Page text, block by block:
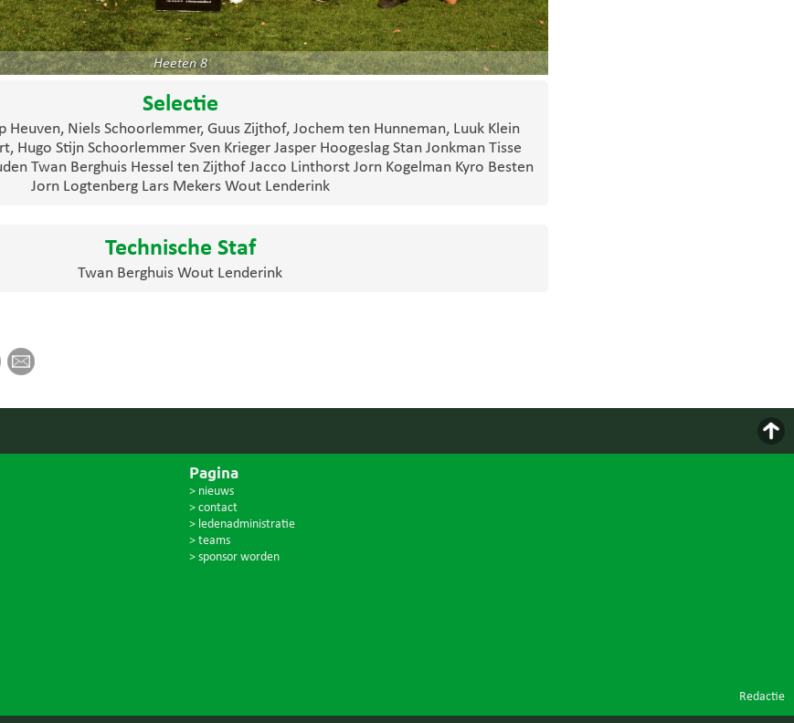
Heeten 8
Selectie
Heuven, Niels Schoorlemmer, Guus Zijthof, Jochem ten Hunneman, Luuk Klein
Hugo Stijn Schoorlemmer Sven Krieger Jasper Hoogeslag Stan Jonkman Tisse
Twan Berghuis Hessel ten Zijthof Jacco Linthorst Jorn Kogelman Kyro Besten
Jorn Logtenberg Lars Mekers Wout Lenderink
Technische Staf
Twan Berghuis Wout Lenderink
Pagina
> nieuws
> contact
> ledenadministratie
> teams
> sponsor worden
Redactie